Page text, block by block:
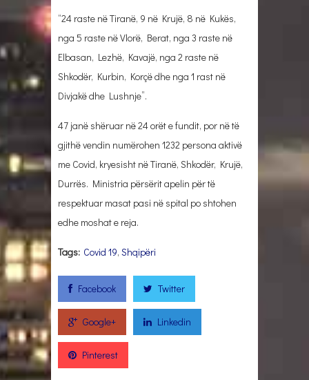
“24 raste në Tiranë, 9 në Krujë, 8 në Kukës,
nga 5 raste në Vlorë, Berat, nga 3 raste në
Elbasan, Lezhë, Kavajë, nga 2 raste në
Shkodër, Kurbin, Korçë dhe nga 1 rast në
Divjakë dhe Lushnje”.
47 janë shëruar në 24 orët e fundit, por në të
gjithë vendin numërohen 1232 persona aktivë
me Covid, kryesisht në Tiranë, Shkodër, Krujë,
Durrës. Ministria përsërit apelin për të
respektuar masat pasi në spital po shtohen
edhe moshat e reja.
Tags: Covid 19, Shqipëri
Facebook Twitter
Google+ Linkedin
Pinterest